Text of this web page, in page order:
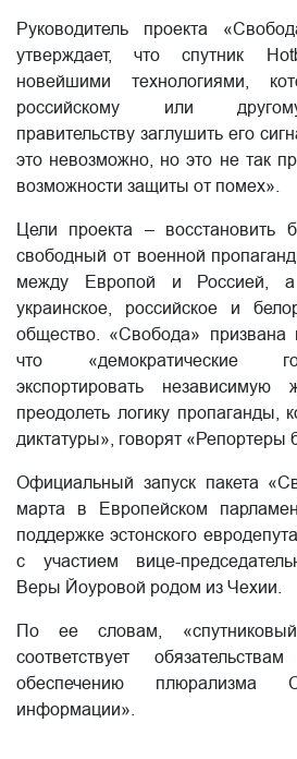
Руководитель проекта
утверждает, что спутник
новейшими технологиями,
российскому или
правительству заглушить его
это невозможно, но это не так
возможности защиты от помех».
Цели проекта – восстановить
свободный от военной
между Европой и Россией, а
украинское, российское и
общество. «Свобода» призвана
что «демократические
экспортировать независимую
преодолеть логику пропаганды,
диктатуры», говорят «Репортеры
Официальный запуск пакета
марта в Европейском
поддержке эстонского
с участием вице-
Веры Йоуровой родом из Чехии.
По ее словам,
соответствует
обеспечению
информации».